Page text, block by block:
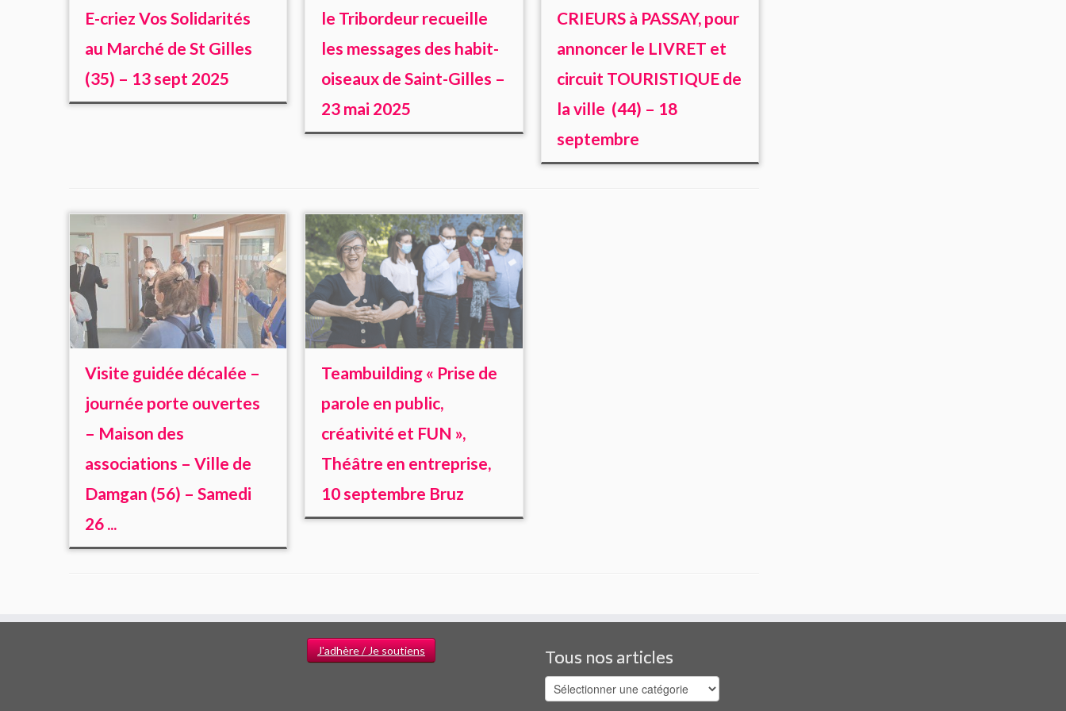
E-criez Vos Solidarités
au Marché de St Gilles
(35) – 13 sept 2025
le Tribordeur recueille
les messages des habit-
oiseaux de Saint-Gilles –
23 mai 2025
CRIEURS à PASSAY, pour
annoncer le LIVRET et
circuit TOURISTIQUE de
la ville (44) – 18
septembre
Visite guidée décalée –
journée porte ouvertes
– Maison des
associations – Ville de
Damgan (56) – Samedi
26 ...
Teambuilding « Prise de
parole en public,
créativité et FUN »,
Théâtre en entreprise,
10 septembre Bruz
J'adhère / Je soutiens Tous nos articles
Tous
nos